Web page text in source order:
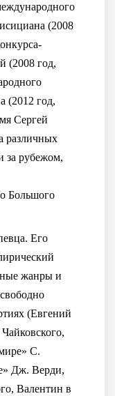
(2008
(2008 год,
(2012 год,
Сергей
различных
за рубежом,
Большого
Его
жанры и
(Евгений
С.
Дж. Верди,
Валентин в